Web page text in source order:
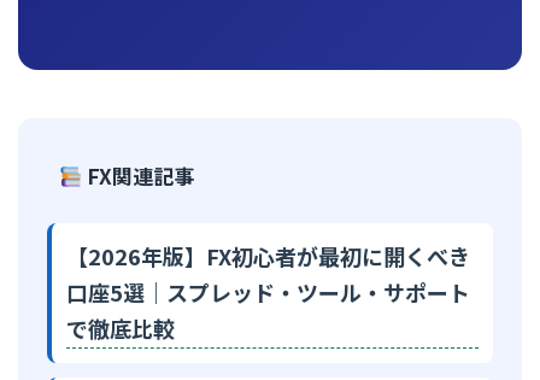
FX関連記事
【2026年版】FX初心者が最初に開くべき
口座5選｜スプレッド・ツール・サポート
で徹底比較